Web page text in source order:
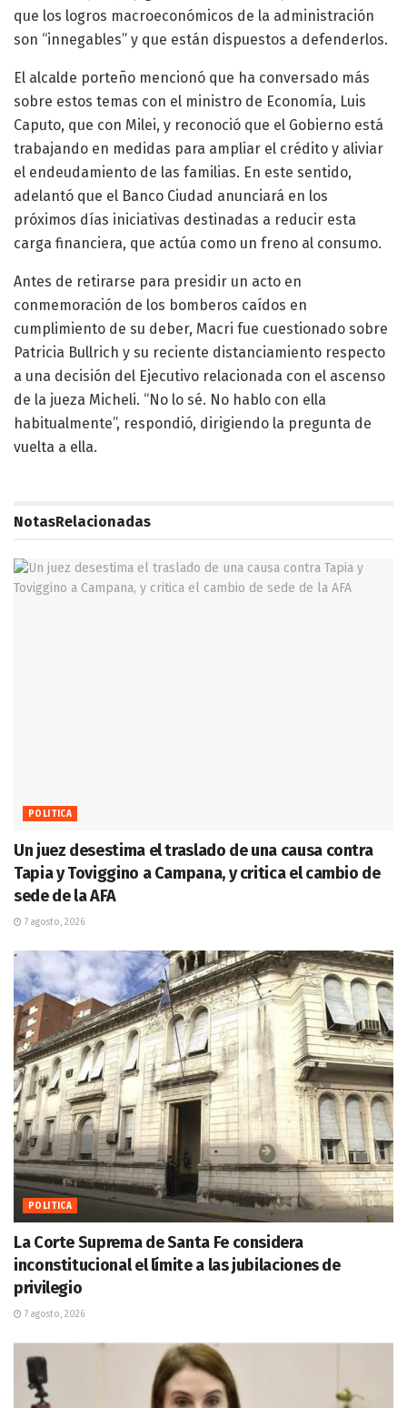
que los logros macroeconómicos de la administración
son “innegables” y que están dispuestos a defenderlos.
El alcalde porteño mencionó que ha conversado más
sobre estos temas con el ministro de Economía, Luis
Caputo, que con Milei, y reconoció que el Gobierno está
trabajando en medidas para ampliar el crédito y aliviar
el endeudamiento de las familias. En este sentido,
adelantó que el Banco Ciudad anunciará en los
próximos días iniciativas destinadas a reducir esta
carga financiera, que actúa como un freno al consumo.
Antes de retirarse para presidir un acto en
conmemoración de los bomberos caídos en
cumplimiento de su deber, Macri fue cuestionado sobre
Patricia Bullrich y su reciente distanciamiento respecto
a una decisión del Ejecutivo relacionada con el ascenso
de la jueza Micheli. “No lo sé. No hablo con ella
habitualmente”, respondió, dirigiendo la pregunta de
vuelta a ella.
NotasRelacionadas
POLITICA
Un juez desestima el traslado de una causa contra
Tapia y Toviggino a Campana, y critica el cambio de
sede de la AFA
7 agosto, 2026
POLITICA
La Corte Suprema de Santa Fe considera
inconstitucional el límite a las jubilaciones de
privilegio
7 agosto, 2026